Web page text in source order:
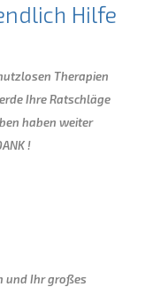
Hilfe
Therapien
Ihre Ratschläge
haben weiter
!
und Ihr großes